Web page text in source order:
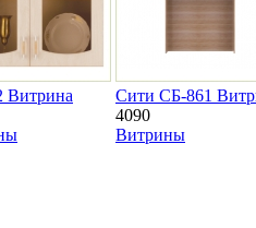
Витрина
Сити СБ-861
4090
Витрины